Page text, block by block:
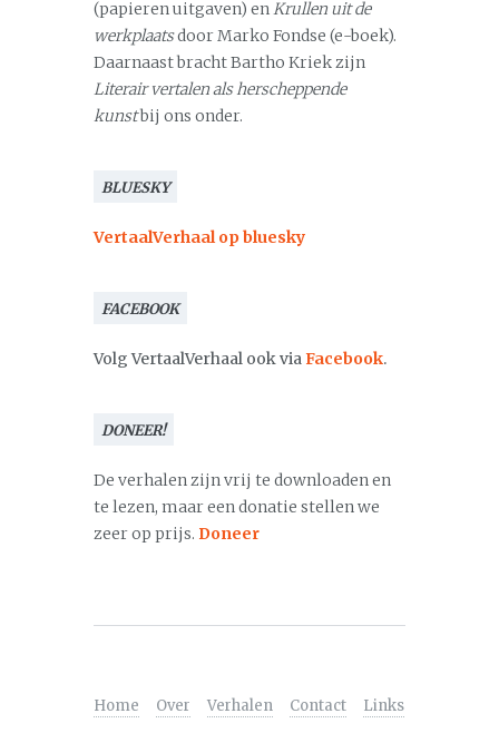
(papieren uitgaven) enKrullen uit de
werkplaatsdoor Marko Fondse (e-boek).
Daarnaast bracht Bartho Kriek zijn
Literair vertalen als herscheppende
kunstbij ons onder.
BLUESKY
VertaalVerhaal op bluesky
FACEBOOK
Volg VertaalVerhaal ook viaFacebook.
DONEER!
De verhalen zijn vrij te downloaden en
te lezen, maar een donatie stellen we
zeer op prijs. Doneer
Home Over Verhalen Contact Links